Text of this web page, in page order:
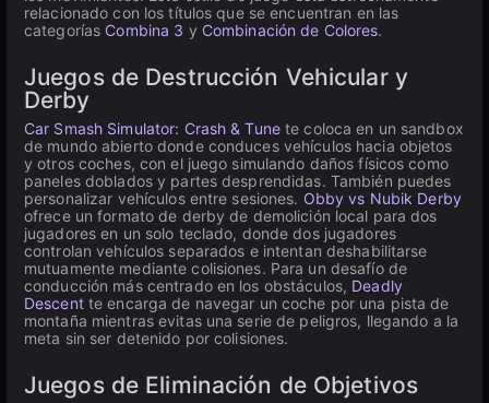
relacionado con los títulos que se encuentran en las
categorías Combina 3 y Combinación de Colores.
Juegos de Destrucción Vehicular y
Derby
Car Smash Simulator: Crash & Tunete coloca en un sandbox
de mundo abierto donde conduces vehículos hacia objetos
y otros coches, con el juego simulando daños físicos como
paneles doblados y partes desprendidas. También puedes
personalizar vehículos entre sesiones. Obby vs Nubik Derby
ofrece un formato de derby de demolición local para dos
jugadores en un solo teclado, donde dos jugadores
controlan vehículos separados e intentan deshabilitarse
mutuamente mediante colisiones. Para un desafío de
conducción más centrado en los obstáculos, Deadly
Descentte encarga de navegar un coche por una pista de
montaña mientras evitas una serie de peligros, llegando a la
meta sin ser detenido por colisiones.
Juegos de Eliminación de Objetivos